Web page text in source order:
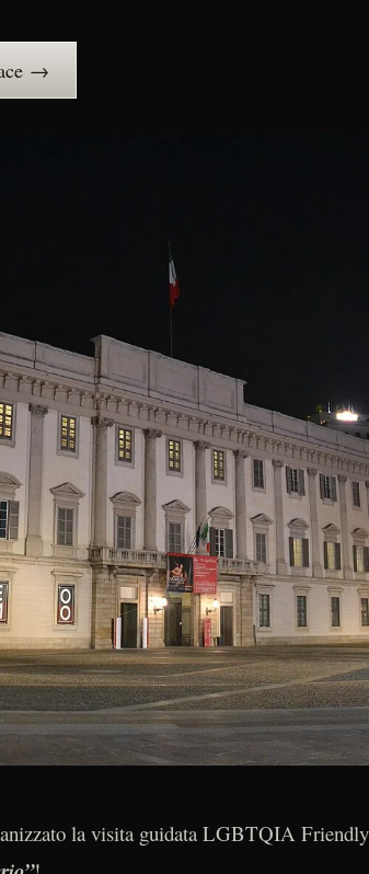
→
la visita guidata LGBTQIA Friendly